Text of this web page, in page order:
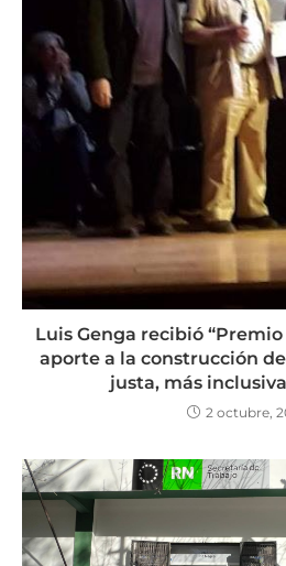
Luis Genga recibió
aporte a la construcción
justa, más
2 octubre,